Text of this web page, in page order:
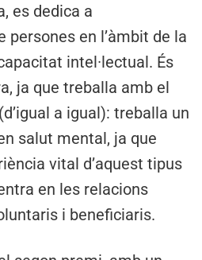
es dedica a
persones en l’àmbit de la
intel·lectual. És
ja que treballa amb el
a igual): treballa un
salut mental, ja que
vital d’aquest tipus
en les relacions
i beneficiaris.